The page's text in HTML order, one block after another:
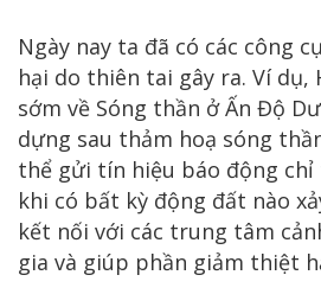
Ngày nay ta đã có các công
hại do thiên tai gây ra. Ví dụ,
sớm về Sóng thần ở Ấn Độ
dựng sau thảm hoạ sóng
thể gửi tín hiệu báo động
khi có bất kỳ động đất nào
kết nối với các trung tâm
gia và giúp phần giảm thiệt